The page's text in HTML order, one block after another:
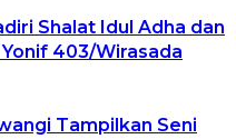
Shalat Idul Adha dan
403/Wirasada
Tampilkan Seni